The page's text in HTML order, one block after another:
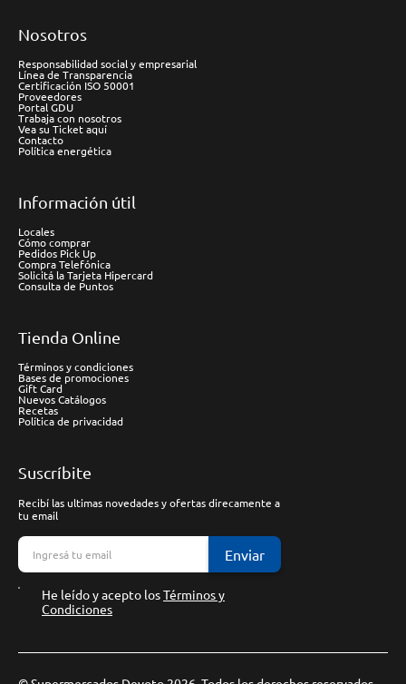
Nosotros
Responsabilidad social y empresarial
Línea de Transparencia
Certificación ISO 50001
Proveedores
Portal GDU
Trabaja con nosotros
Vea su Ticket aquí
Contacto
Política energética
Información útil
Locales
Cómo comprar
Pedidos Pick Up
Compra Telefónica
Solicitá la Tarjeta Hipercard
Consulta de Puntos
Tienda Online
Términos y condiciones
Bases de promociones
Gift Card
Nuevos Catálogos
Recetas
Política de privacidad
Suscríbite
Recibí las ultimas novedades y ofertas direcamente a
tu email
Enviar
He leído y acepto losTérminos y
Condiciones